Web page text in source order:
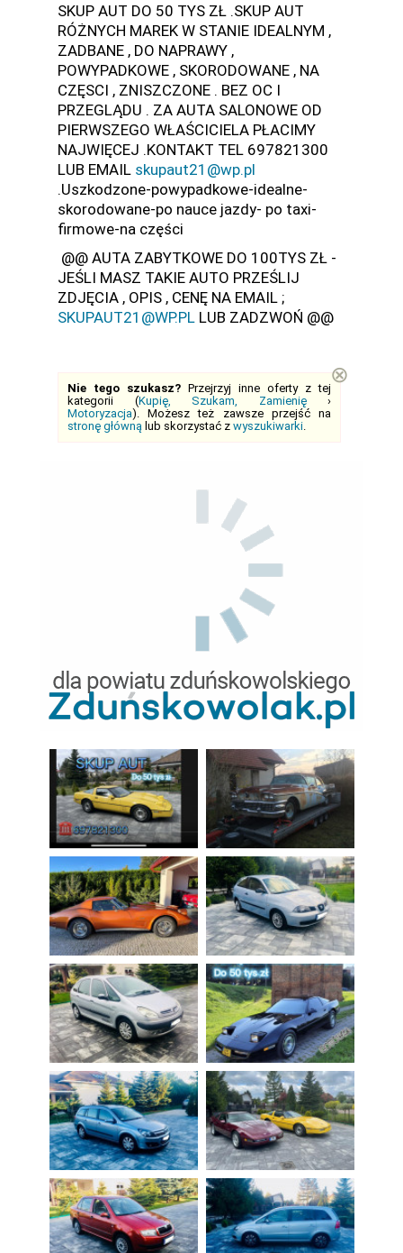
SKUP AUT DO 50 TYS ZŁ .SKUP AUT
RÓŻNYCH MAREK W STANIE IDEALNYM ,
ZADBANE , DO NAPRAWY ,
POWYPADKOWE , SKORODOWANE , NA
CZĘSCI , ZNISZCZONE . BEZ OC I
PRZEGLĄDU . ZA AUTA SALONOWE OD
PIERWSZEGO WŁAŚCICIELA PŁACIMY
NAJWIĘCEJ .KONTAKT TEL 697821300
LUB EMAIL skupaut21@wp.pl
.Uszkodzone-powypadkowe-idealne-
skorodowane-po nauce jazdy- po taxi-
firmowe-na części
@@ AUTA ZABYTKOWE DO 100TYS ZŁ -
JEŚLI MASZ TAKIE AUTO PRZEŚLIJ
ZDJĘCIA , OPIS , CENĘ NA EMAIL ;
SKUPAUT21@WP.PL LUB ZADZWOŃ @@
Nie tego szukasz? Przejrzyj inne oferty z tej
kategorii (Kupię, Szukam, Zamienię›
Motoryzacja). Możesz też zawsze przejść na
stronę główną lub skorzystać z wyszukiwarki
⊗